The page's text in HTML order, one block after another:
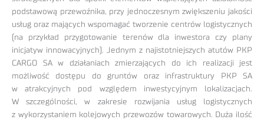
podstawową przewoźnika, przy jednoczesnym zwiększeniu jakości
usług oraz mających wspomagać tworzenie centrów logistycznych
(na przykład przygotowanie terenów dla inwestora czy plany
inicjatyw innowacyjnych). Jednym z najistotniejszych atutów PKP
CARGO SA w działaniach zmierzających do ich realizacji jest
możliwość dostępu do gruntów oraz infrastruktury PKP SA
w atrakcyjnych pod względem inwestycyjnym lokalizacjach.
W szczególności, w zakresie rozwijania usług logistycznych
z wykorzystaniem kolejowych przewozów towarowych. Duża ilość